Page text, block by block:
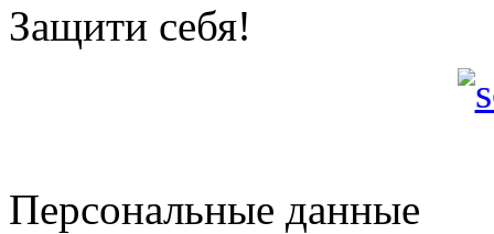
Защити себя!
Персональные данные